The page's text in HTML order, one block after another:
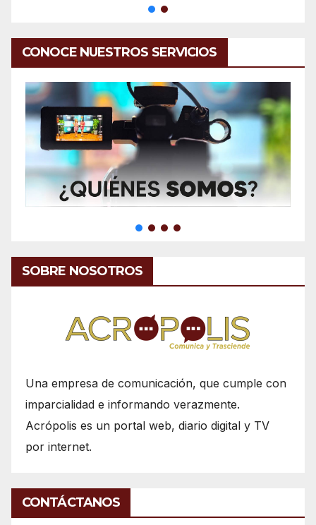
CONOCE NUESTROS SERVICIOS
SOBRE NOSOTROS
Una empresa de comunicación, que cumple con
imparcialidad e informando verazmente.
Acrópolis es un portal web, diario digital y TV
por internet.
CONTÁCTANOS